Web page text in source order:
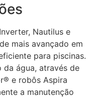
Nautilus e
mais avançado em
para piscinas.
água, através de
e robôs Aspira
a manutenção